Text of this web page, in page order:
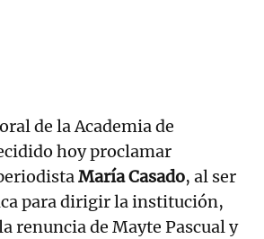
de la Academia de
hoy proclamar
María Casado, al ser
para dirigir la institución,
renuncia de Mayte Pascual y